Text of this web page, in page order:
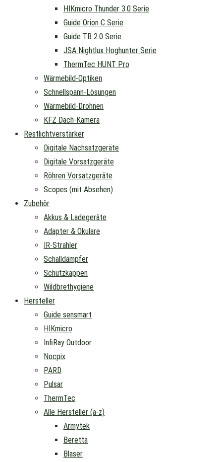
HIKmicro Thunder 3.0 Serie
Guide Orion C Serie
Guide TB 2.0 Serie
JSA Nightlux Hoghunter Serie
ThermTec HUNT Pro
Wärmebild-Optiken
Schnellspann-Lösungen
Wärmebild-Drohnen
KFZ Dach-Kamera
Restlichtverstärker
Digitale Nachsatzgeräte
Digitale Vorsatzgeräte
Röhren Vorsatzgeräte
Scopes (mit Absehen)
Zubehör
Akkus & Ladegeräte
Adapter & Okulare
IR-Strahler
Schalldämpfer
Schutzkappen
Wildbrethygiene
Hersteller
Guide sensmart
HIKmicro
InfiRay Outdoor
Nocpix
PARD
Pulsar
ThermTec
Alle Hersteller (a-z)
Armytek
Beretta
Blaser